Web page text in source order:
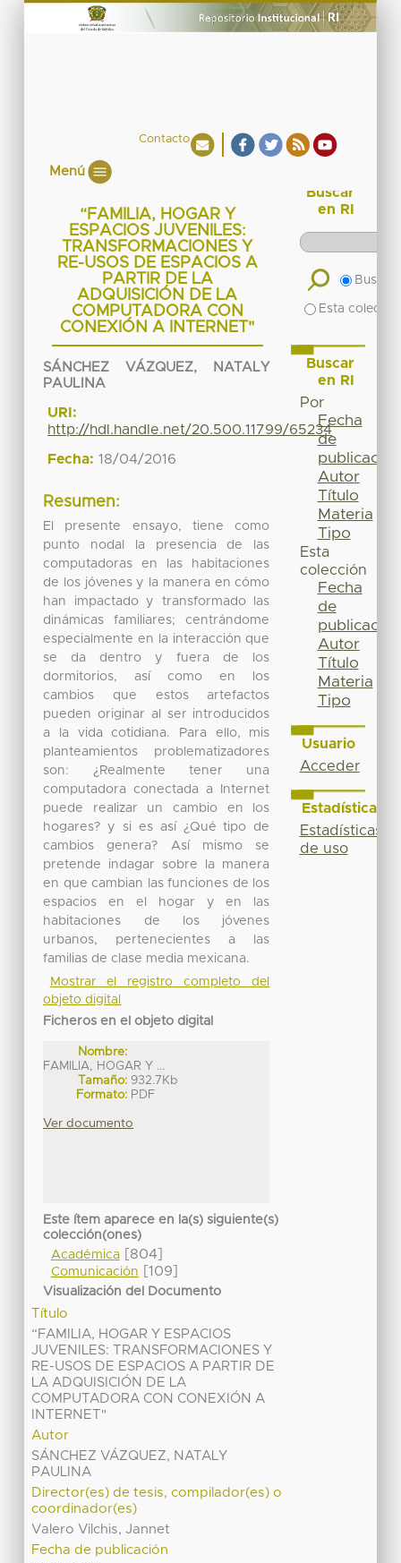
Contacto
Menú
“FAMILIA, HOGAR Y
ESPACIOS JUVENILES:
TRANSFORMACIONES Y
RE-USOS DE ESPACIOS A
PARTIR DE LA
ADQUISICIÓN DE LA
COMPUTADORA CON
CONEXIÓN A INTERNET"
SÁNCHEZ VÁZQUEZ, NATALY
PAULINA
URI:
http://hdl.handle.net/20.500.11799/65234
Fecha: 18/04/2016
Resumen:
El presente ensayo, tiene como
punto nodal la presencia de las
computadoras en las habitaciones
de los jóvenes y la manera en cómo
han impactado y transformado las
dinámicas familiares; centrándome
especialmente en la interacción que
se da dentro y fuera de los
dormitorios, así como en los
cambios que estos artefactos
pueden originar al ser introducidos
a la vida cotidiana. Para ello, mis
planteamientos problematizadores
son: ¿Realmente tener una
computadora conectada a Internet
puede realizar un cambio en los
hogares? y si es así ¿Qué tipo de
cambios genera? Así mismo se
pretende indagar sobre la manera
en que cambian las funciones de los
espacios en el hogar y en las
habitaciones de los jóvenes
urbanos, pertenecientes a las
familias de clase media mexicana.
Mostrar el registro completo del
objeto digital
Ficheros en el objeto digital
Nombre:
FAMILIA, HOGAR Y ...
Tamaño: 932.7Kb
Formato: PDF
Ver documento
Este ítem aparece en la(s) siguiente(s)
colección(ones)
Académica[804]
Comunicación [109]
Visualización del Documento
Título
“FAMILIA, HOGAR Y ESPACIOS
JUVENILES: TRANSFORMACIONES Y
RE-USOS DE ESPACIOS A PARTIR DE
LA ADQUISICIÓN DE LA
COMPUTADORA CON CONEXIÓN A
INTERNET"
Autor
SÁNCHEZ VÁZQUEZ, NATALY
PAULINA
Director(es) de tesis, compilador(es) o
coordinador(es)
Valero Vilchis, Jannet
Fecha de publicación
Buscar
en RI
Buscar
Esta
Buscar
en RI
Por
Fecha
de
publicación
Autor
Título
Materia
Tipo
Esta
colección
Fecha
de
publicación
Autor
Título
Materia
Tipo
Usuario
Acceder
Estadísticas
Estadísticas
de uso